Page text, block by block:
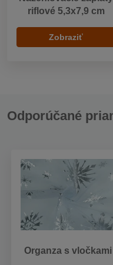
riflové 5,3x7,9 cm
Zobraziť
Odporúčané
Organza s vločkami